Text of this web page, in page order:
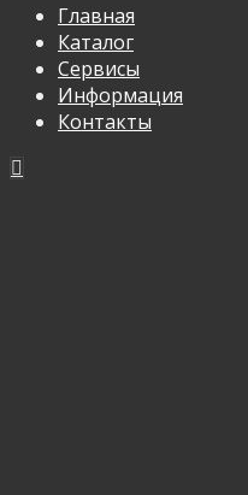
Главная
Каталог
Сервисы
Информация
Контакты
